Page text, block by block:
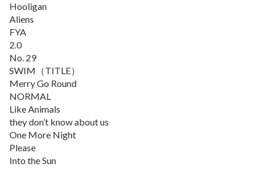
Hooligan
Aliens
FYA
2.0
No. 29
SWIM（TITLE）
Merry Go Round
NORMAL
Like Animals
they don’t know about us
One More Night
Please
Into the Sun